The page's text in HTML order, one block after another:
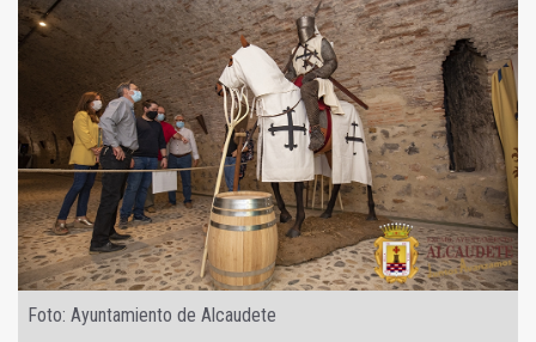
Foto: Ayuntamiento de Alcaudete